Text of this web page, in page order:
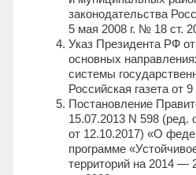
законодательства
5 мая 2008 г. № 18 ст.
Указ Президента РФ
основных
системы
Российская газета от
Постановление
15.07.2013 N 598 (ред.
от 12.10.2017) «О
программе
территорий на 2014 —